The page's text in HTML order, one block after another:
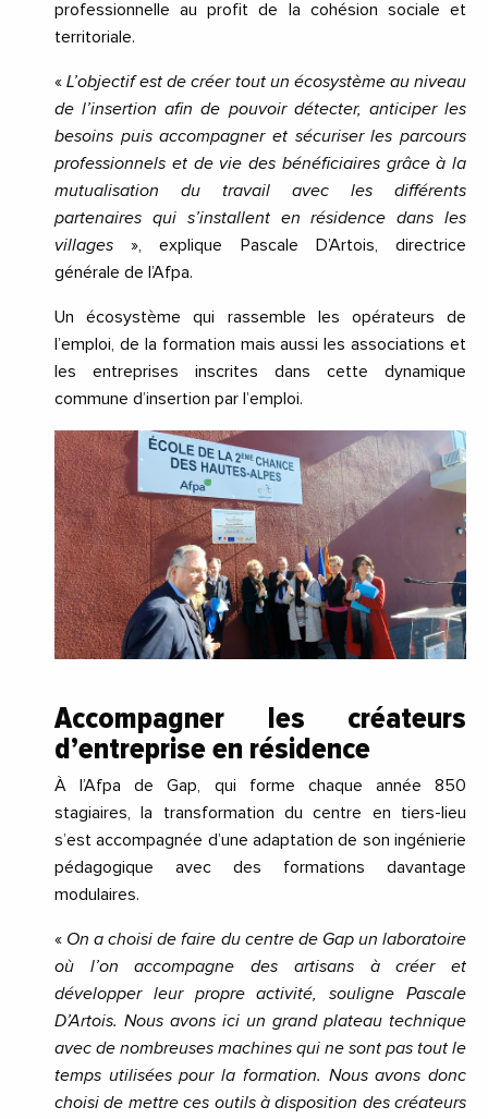
professionnelle au profit de la cohésion sociale et
territoriale.
« L’objectif est de créer tout un écosystème au niveau
de l’insertion afin de pouvoir détecter, anticiper les
besoins puis accompagner et sécuriser les parcours
professionnels et de vie des bénéficiaires grâce à la
mutualisation du travail avec les différents
partenaires qui s’installent en résidence dans les
villages », explique Pascale D’Artois, directrice
générale de l’Afpa.
Un écosystème qui rassemble les opérateurs de
l’emploi, de la formation mais aussi les associations et
les entreprises inscrites dans cette dynamique
commune d’insertion par l’emploi.
Accompagner les créateurs
d’entreprise en résidence
À l’Afpa de Gap, qui forme chaque année 850
stagiaires, la transformation du centre en tiers-lieu
s’est accompagnée d’une adaptation de son ingénierie
pédagogique avec des formations davantage
modulaires.
« On a choisi de faire du centre de Gap un laboratoire
où l’on accompagne des artisans à créer et
développer leur propre activité, souligne Pascale
D’Artois. Nous avons ici un grand plateau technique
avec de nombreuses machines qui ne sont pas tout le
temps utilisées pour la formation. Nous avons donc
choisi de mettre ces outils à disposition des créateurs